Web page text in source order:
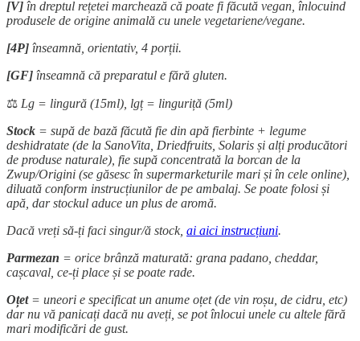
[V] în dreptul rețetei marchează că poate fi făcută vegan, înlocuind
produsele de origine animală cu unele vegetariene/vegane.
[4P] înseamnă, orientativ, 4 porții.
[GF] înseamnă că preparatul e fără gluten.
⚖️ Lg = lingură (15ml), lgț = linguriță (5ml)
Stock = supă de bază făcută fie din apă fierbinte + legume
deshidratate (de la SanoVita, Driedfruits, Solaris și alți producători
de produse naturale), fie supă concentrată la borcan de la
Zwup/Origini (se găsesc în supermarketurile mari și în cele online),
diluată conform instrucțiunilor de pe ambalaj. Se poate folosi și
apă, dar stockul aduce un plus de aromă.
Dacă vreți să-ți faci singur/ă stock, ai aici instrucțiuni.
Parmezan = orice brânză maturată: grana padano, cheddar,
cașcaval, ce-ți place și se poate rade.
Oțet = uneori e specificat un anume oțet (de vin roșu, de cidru, etc)
dar nu vă panicați dacă nu aveți, se pot înlocui unele cu altele fără
mari modificări de gust.